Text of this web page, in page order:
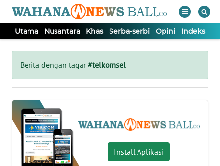
Utama Nusantara Khas Serba-serbi Opini Indeks
Berita dengan tagar#telkomsel
Install Aplikasi
Tutup
UTAMA
NUSANTARA
KHAS